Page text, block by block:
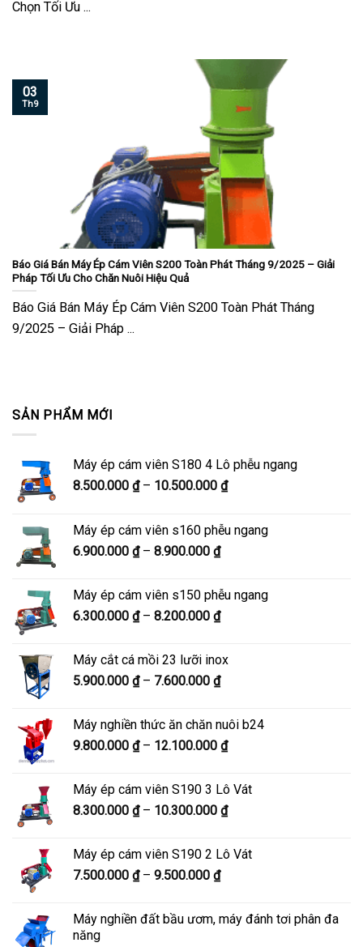
SẢN PHẨM MỚI
Máy ép cám viên S180 4 Lô phễu ngang
8.500.000 ₫ – 10.500.000 ₫Khoảng
8.500.000 ₫
Máy ép cám viên s160 phễu ngang
6.900.000 ₫ – 8.900.000 ₫Khoảng
từ
6.900.000 ₫
đến
Máy ép cám viên s150 phễu ngang
6.300.000 ₫ – 8.200.000 ₫Khoảng
6.300.000 ₫
đến
Máy cắt cá mồi 23 lưỡi inox
5.900.000 ₫ – 7.600.000 ₫Khoảng
5.900.000 ₫
đến
Máy nghiền thức ăn chăn nuôi b24
9.800.000 ₫ – 12.100.000 ₫Khoảng
9.800.000 ₫
đến
Máy ép cám viên S190 3 Lô Vát
8.300.000 ₫ – 10.300.000 ₫Khoảng
8.300.000 ₫
Máy ép cám viên S190 2 Lô Vát
7.500.000 ₫ – 9.500.000 ₫Khoảng
7.500.000 ₫
Máy nghiền đất bầu ươm, máy đánh tơi phân đa
năng
Chọn Tối Ưu ...
Báo Giá Bán Máy Ép Cám Viên S200 Toàn Phát Tháng 9/2025 – Giải
Pháp Tối Ưu Cho Chăn Nuôi Hiệu Quả
Báo Giá Bán Máy Ép Cám Viên S200 Toàn Phát Tháng
9/2025 – Giải Pháp ...
03
Th9